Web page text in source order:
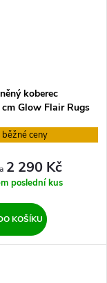
koberec
Glow Flair Rugs
2 290 Kč
poslední kus
KOŠÍKU